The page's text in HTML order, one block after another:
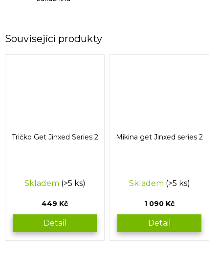
Související produkty
Tričko Get Jinxed Series 2
Skladem (>5 ks)
449 Kč
Detail
Mikina get Jinxed series 2
Skladem (>5 ks)
1 090 Kč
Detail